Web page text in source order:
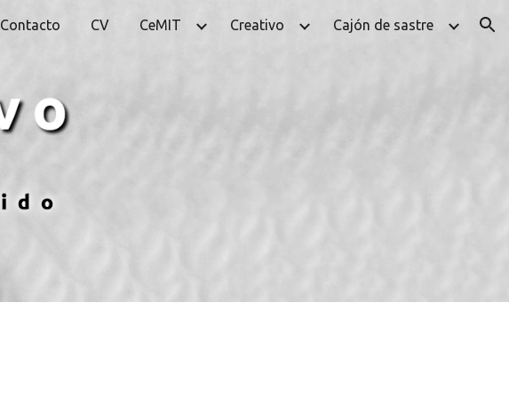
Skip to navigation
Contacto CV CeMIT Creativo Cajón de sastre